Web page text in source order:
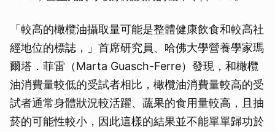
「較高的橄欖油攝取量可能是整體健康飲食和較高社
經地位的標誌，」首席研究員、哈佛大學營養學家瑪
爾塔．菲雷（Marta Guasch-Ferre）發現，和橄欖
油消費量較低的受試者相比，橄欖油消費量較高的受
試者通常身體狀況較活躍、蔬果的食用量較高，且抽
菸的可能性較小，因此這樣的結果並不能單單歸功於